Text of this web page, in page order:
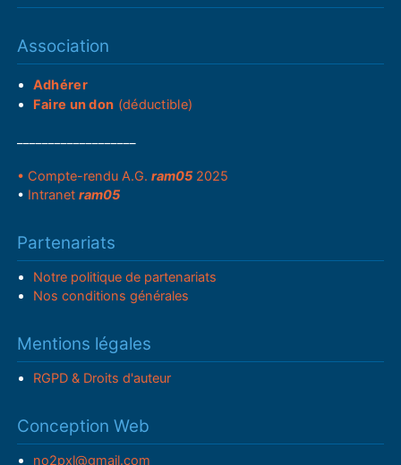
Association
Adhérer
Faire un don (déductible)
• Compte-rendu A.G.ram05 2025
• Intranetram05
Partenariats
Notre politique de partenariats
Nos conditions générales
Mentions légales
RGPD & Droits d'auteur
Conception Web
no2pxl@gmail.com